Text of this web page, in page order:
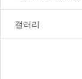
갤러리